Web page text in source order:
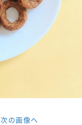
次の画像へ